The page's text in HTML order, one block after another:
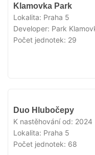
Klamovka Park
Lokalita: Praha 5
Developer: Park
Počet jednotek: 29
Duo Hlubočepy
K nastěhování od: 2024
Lokalita: Praha 5
Počet jednotek: 68